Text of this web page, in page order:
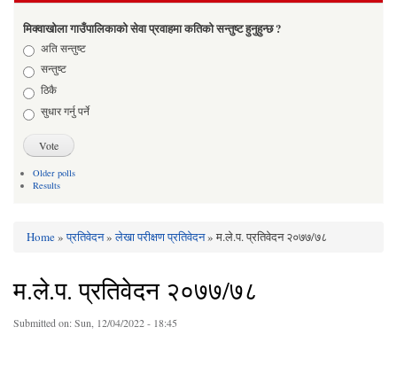
मिक्वाखोला गाउँपालिकाको सेवा प्रवाहमा कतिको सन्तुष्ट हुनुहुन्छ ?
Choicesअति सन्तुष्ट
सन्तुष्ट
ठिकै
सुधार गर्नु पर्ने
Older polls
Results
You are here
Home»प्रतिवेदन»लेखा परीक्षण प्रतिवेदन» म.ले.प. प्रतिवेदन २०७७/७८
म.ले.प. प्रतिवेदन २०७७/७८
Submitted on:Sun, 12/04/2022 - 18:45